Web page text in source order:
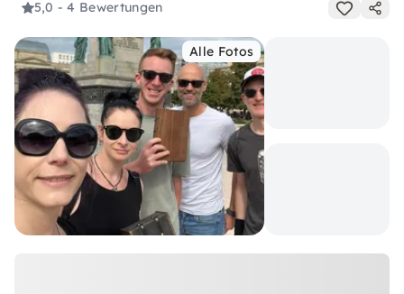
5,0 - 4 Bewertungen
Alle Fotos